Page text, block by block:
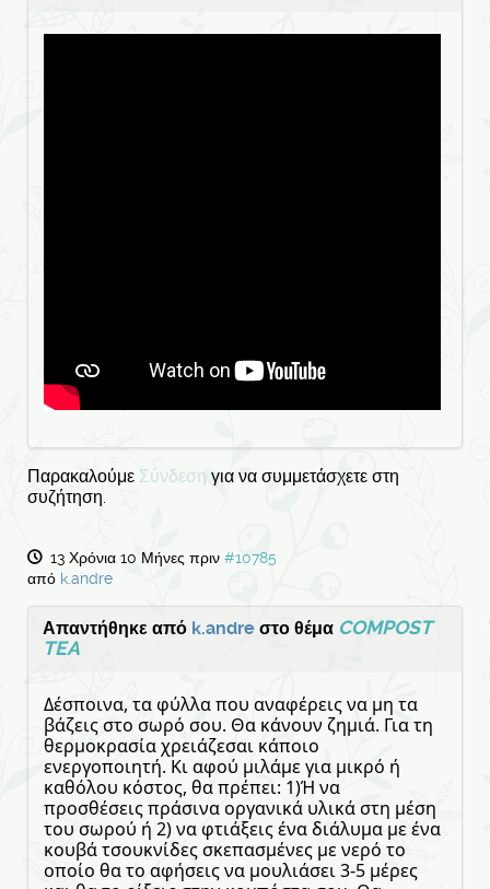
Παρακαλούμε Σύνδεση για να συμμετάσχετε στη
συζήτηση.
13 Χρόνια 10 Μήνες πριν #10785
από k.andre
Απαντήθηκε από k.andre στο θέμα COMPOST
TEA
Δέσποινα, τα φύλλα που αναφέρεις να μη τα
βάζεις στο σωρό σου. Θα κάνουν ζημιά. Για τη
θερμοκρασία χρειάζεσαι κάποιο
ενεργοποιητή. Κι αφού μιλάμε για μικρό ή
καθόλου κόστος, θα πρέπει: 1)Ή να
προσθέσεις πράσινα οργανικά υλικά στη μέση
του σωρού ή 2) να φτιάξεις ένα διάλυμα με ένα
κουβά τσουκνίδες σκεπασμένες με νερό το
οποίο θα το αφήσεις να μουλιάσει 3-5 μέρες